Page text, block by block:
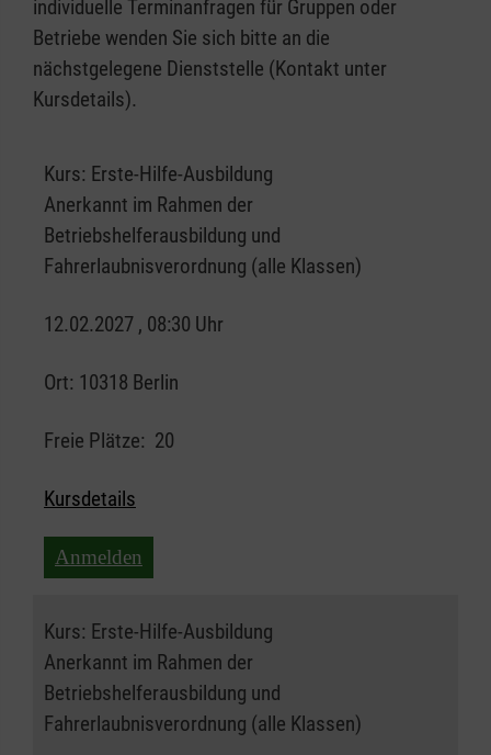
individuelle Terminanfragen für Gruppen oder
Betriebe wenden Sie sich bitte an die
nächstgelegene Dienststelle (Kontakt unter
Kursdetails).
Kurs: Erste-Hilfe-Ausbildung
Anerkannt im Rahmen der
Betriebshelferausbildung und
Fahrerlaubnisverordnung (alle Klassen)
12.02.2027 , 08:30 Uhr
Ort: 10318 Berlin
Freie Plätze: 20
Kursdetails
Anmelden
Kurs: Erste-Hilfe-Ausbildung
Anerkannt im Rahmen der
Betriebshelferausbildung und
Fahrerlaubnisverordnung (alle Klassen)